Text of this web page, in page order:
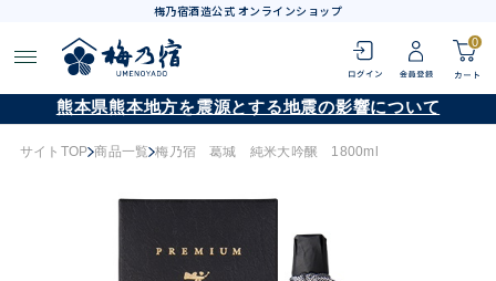
梅乃宿酒造公式 オンラインショップ
0
熊本県熊本地方を震源とする地震の影響について
サイトTOP 商品一覧 梅乃宿 葛城 純米大吟醸 1800ml